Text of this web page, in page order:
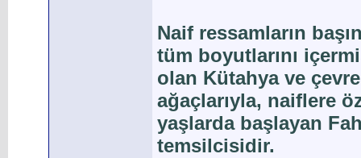
Naif ressamların
tüm boyutlarını
olan Kütahya ve
ağaçlarıyla, naiflere
yaşlarda başlayan
temsilcisidir.